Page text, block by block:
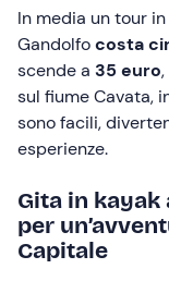
In media un tour
Gandolfocosta
scende a 35 euro
sul fiume Cavata,
sono facili,
esperienze.
Gita in kayak
per
Capitale